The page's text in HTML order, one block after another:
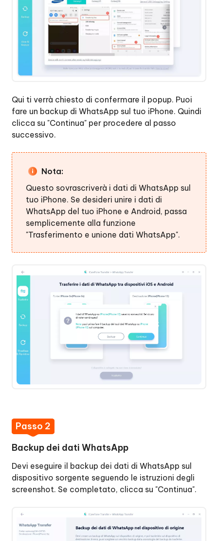
Qui ti verrà chiesto di confermare il popup. Puoi
fare un backup di WhatsApp sul tuo iPhone. Quindi
clicca su "Continua" per procedere al passo
successivo.
Nota:
Questo sovrascriverà i dati di WhatsApp sul
tuo iPhone. Se desideri unire i dati di
WhatsApp del tuo iPhone e Android, passa
semplicemente alla funzione
"Trasferimento e unione dati WhatsApp".
Passo 2
Backup dei dati WhatsApp
Devi eseguire il backup dei dati di WhatsApp sul
dispositivo sorgente seguendo le istruzioni degli
screenshot. Se completato, clicca su "Continua".